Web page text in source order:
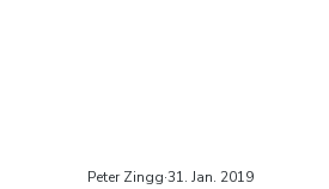
Peter Zingg 31. Jan. 2019